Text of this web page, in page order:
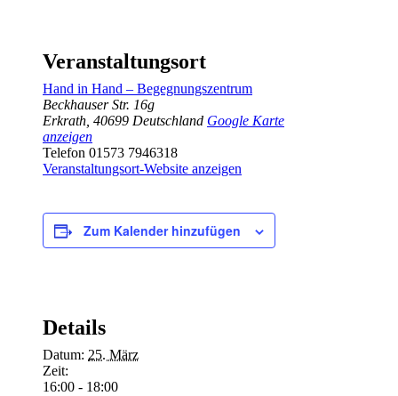
Veranstaltungsort
Hand in Hand – Begegnungszentrum
Beckhauser Str. 16g
Erkrath 40699 Deutschland Google Karte
anzeigen
Telefon 01573 7946318
Veranstaltungsort-Website anzeigen
Zum Kalender hinzufügen
Details
Datum: 25. März
Zeit:
16:00 - 18:00